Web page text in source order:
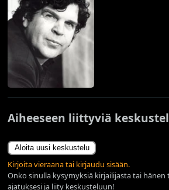
Aiheeseen liittyviä
Aloita uusi keskustelu
Kirjoita vieraana tai kirjaudu sisään.
Onko sinulla kysymyksiä kirjailijasta tai hänen
ajatuksesi ja liity keskusteluun!